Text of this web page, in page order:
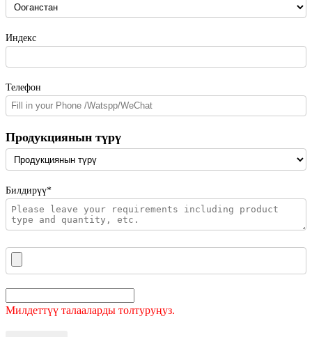
Индекс
Телефон
Продукциянын түрү
Билдирүү*
Милдеттүү талааларды толтуруңуз.